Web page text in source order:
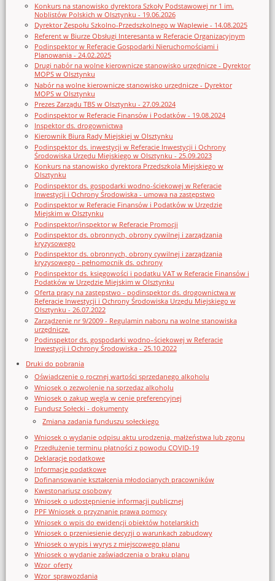
Konkurs na stanowisko dyrektora Szkoły Podstawowej nr 1 im.
Noblistów Polskich w Olsztynku - 19.06.2026
Dyrektor Zespołu Szkolno-Przedszkolnego w Waplewie - 14.08.2025
Referent w Biurze Obsługi Interesanta w Referacie Organizacyjnym
Podinspektor w Referacie Gospodarki Nieruchomościami i
Planowania - 24.02.2025
Drugi nabór na wolne kierownicze stanowisko urzędnicze - Dyrektor
MOPS w Olsztynku
Nabór na wolne kierownicze stanowisko urzędnicze - Dyrektor
MOPS w Olsztynku
Prezes Zarządu TBS w Olsztynku - 27.09.2024
Podinspektor w Referacie Finansów i Podatków - 19.08.2024
Inspektor ds. drogownictwa
Kierownik Biura Rady Miejskiej w Olsztynku
Podinspektor ds. inwestycji w Referacie Inwestycji i Ochrony
Środowiska Urzędu Miejskiego w Olsztynku - 25.09.2023
Konkurs na stanowisko dyrektora Przedszkola Miejskiego w
Olsztynku
Podinspektor ds. gospodarki wodno-ściekowej w Referacie
Inwestycji i Ochrony Środowiska - umowa na zastępstwo
Podinspektor w Referacie Finansów i Podatków w Urzędzie
Miejskim w Olsztynku
Podinspektor/inspektor w Referacie Promocji
Podinspektor ds. obronnych, obrony cywilnej i zarządzania
kryzysowego
Podinspektor ds. obronnych, obrony cywilnej i zarządzania
kryzysowego - pełnomocnik ds. ochrony
Podinspektor ds. księgowości i podatku VAT w Referacie Finansów i
Podatków w Urzędzie Miejskim w Olsztynku
Oferta pracy na zastępstwo - podinspektor ds. drogownictwa w
Referacie Inwestycji i Ochrony Środowiska Urzędu Miejskiego w
Olsztynku - 26.07.2022
Zarządzenie nr 9/2009 - Regulamin naboru na wolne stanowiska
urzędnicze.
Podinspektor ds. gospodarki wodno–ściekowej w Referacie
Inwestycji i Ochrony Środowiska - 25.10.2022
Druki do pobrania
Oświadczenie o rocznej wartości sprzedanego alkoholu
Wniosek o zezwolenie na sprzedaz alkoholu
Wniosek o zakup węgla w cenie preferencyjnej
Fundusz Sołecki - dokumenty
Zmiana zadania funduszu sołeckiego
Wniosek o wydanie odpisu aktu urodzenia, małżeństwa lub zgonu
Przedłużenie terminu płatności z powodu COVID-19
Deklaracje podatkowe
Informacje podatkowe
Dofinansowanie kształcenia młodocianych pracowników
Kwestonariusz osobowy
Wniosek o udostępnienie informacji publicznej
PPF Wniosek o przyznanie prawa pomocy
Wniosek o wpis do ewidencji obiektów hotelarskich
Wniosek o przeniesienie decyzji o warunkach zabudowy
Wniosek o wypis i wyrys z miejscowego planu
Wniosek o wydanie zaświadczenia o braku planu
Wzor_oferty
Wzor_sprawozdania